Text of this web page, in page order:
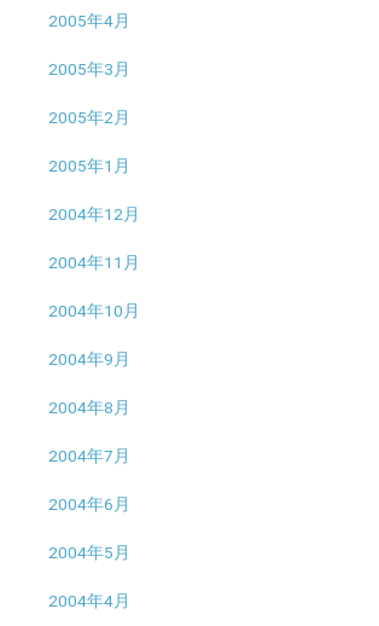
2005年4月
2005年3月
2005年2月
2005年1月
2004年12月
2004年11月
2004年10月
2004年9月
2004年8月
2004年7月
2004年6月
2004年5月
2004年4月